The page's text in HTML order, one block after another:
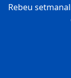
Rebeu